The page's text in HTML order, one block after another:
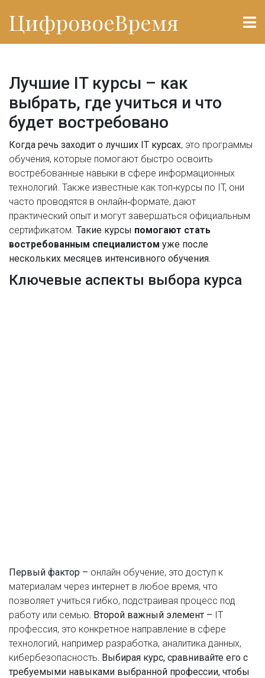
ЦифровоеВремя
Лучшие IT курсы – как
выбрать, где учиться и что
будет востребовано
Когда речь заходит о лучших IT курсах, это программы
обучения, которые помогают быстро освоить
востребованные навыки в сфере информационных
технологий. Также известные как топ‑курсы по IT, они
часто проводятся в онлайн‑формате, дают
практический опыт и могут завершаться официальным
сертификатом. Такие курсы помогают стать
востребованным специалистом уже после
нескольких месяцев интенсивного обучения.
Ключевые аспекты выбора курса
Первый фактор – онлайн обучение, это доступ к
материалам через интернет в любое время, что
позволяет учиться гибко, подстраивая процесс под
работу или семью. Второй важный элемент – IT
профессия, это конкретное направление в сфере
технологий, например разработка, аналитика данных,
кибербезопасность. Выбирая курс, сравнивайте его с
требуемыми навыками выбранной профессии, чтобы